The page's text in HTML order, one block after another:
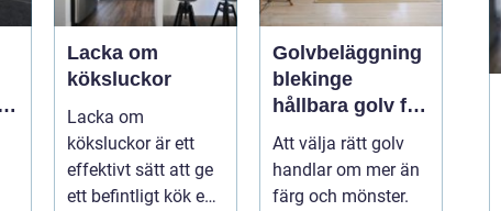
Lacka om
köksluckor
Lacka om
köksluckor är ett
effektivt sätt att ge
ett befintligt kök en
Golvbeläggning
blekinge
hållbara golv för
både hem och
företag
Att välja rätt golv
handlar om mer än
färg och mönster.